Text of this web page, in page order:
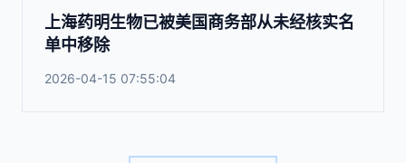
上海药明生物已被美国商务部从未经核实名
单中移除
2026-04-15 07:55:04